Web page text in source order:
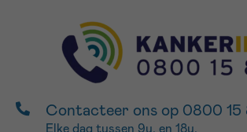
Contacteer ons op 0800 15
Elke dag tussen 9u. en 18u.